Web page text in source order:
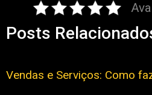
Posts
Vendas e Serviços: Como